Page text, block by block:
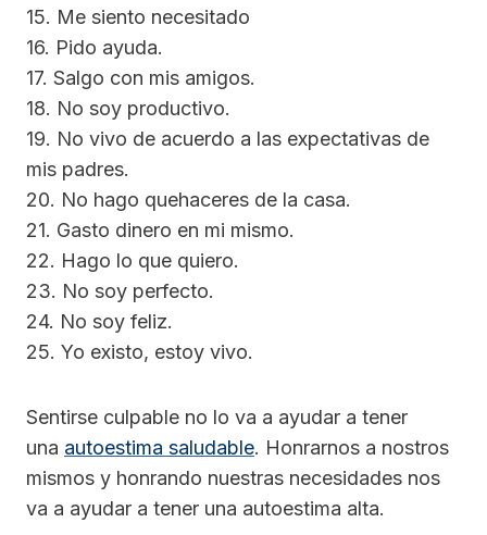
15. Me siento necesitado
16. Pido ayuda.
17. Salgo con mis amigos.
18. No soy productivo.
19. No vivo de acuerdo a las expectativas de
mis padres.
20. No hago quehaceres de la casa.
21. Gasto dinero en mi mismo.
22. Hago lo que quiero.
23. No soy perfecto.
24. No soy feliz.
25. Yo existo, estoy vivo.
Sentirse culpable no lo va a ayudar a tener
una autoestima saludable. Honrarnos a nostros
mismos y honrando nuestras necesidades nos
va a ayudar a tener una autoestima alta.